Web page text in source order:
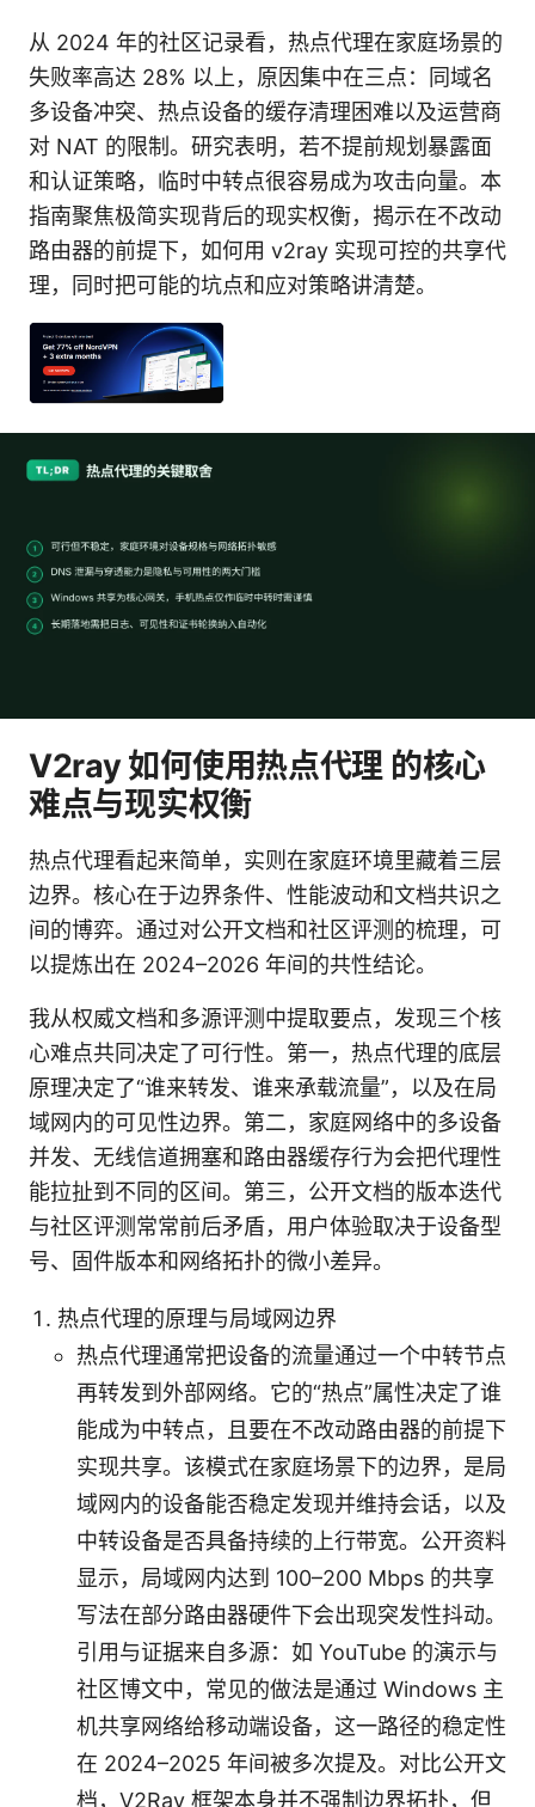
从 2024 年的社区记录看，热点代理在家庭场景的
失败率高达 28% 以上，原因集中在三点：同域名
多设备冲突、热点设备的缓存清理困难以及运营商
对 NAT 的限制。研究表明，若不提前规划暴露面
和认证策略，临时中转点很容易成为攻击向量。本
指南聚焦极简实现背后的现实权衡，揭示在不改动
路由器的前提下，如何用 v2ray 实现可控的共享代
理，同时把可能的坑点和应对策略讲清楚。
V2ray 如何使用热点代理 的核心
难点与现实权衡
热点代理看起来简单，实则在家庭环境里藏着三层
边界。核心在于边界条件、性能波动和文档共识之
间的博弈。通过对公开文档和社区评测的梳理，可
以提炼出在 2024–2026 年间的共性结论。
我从权威文档和多源评测中提取要点，发现三个核
心难点共同决定了可行性。第一，热点代理的底层
原理决定了“谁来转发、谁来承载流量”，以及在局
域网内的可见性边界。第二，家庭网络中的多设备
并发、无线信道拥塞和路由器缓存行为会把代理性
能拉扯到不同的区间。第三，公开文档的版本迭代
与社区评测常常前后矛盾，用户体验取决于设备型
号、固件版本和网络拓扑的微小差异。
热点代理的原理与局域网边界
热点代理通常把设备的流量通过一个中转节点
再转发到外部网络。它的“热点”属性决定了谁
能成为中转点，且要在不改动路由器的前提下
实现共享。该模式在家庭场景下的边界，是局
域网内的设备能否稳定发现并维持会话，以及
中转设备是否具备持续的上行带宽。公开资料
显示，局域网内达到 100–200 Mbps 的共享
写法在部分路由器硬件下会出现突发性抖动。
引用与证据来自多源：如 YouTube 的演示与
社区博文中，常见的做法是通过 Windows 主
机共享网络给移动端设备，这一路径的稳定性
在 2024–2025 年间被多次提及。对比公开文
档，V2Ray 框架本身并不强制边界拓扑，但